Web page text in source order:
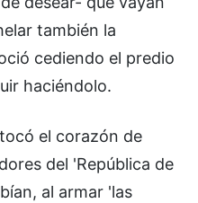
también la
cediendo el predio
haciéndolo.
el corazón de
del 'República de
al armar 'las